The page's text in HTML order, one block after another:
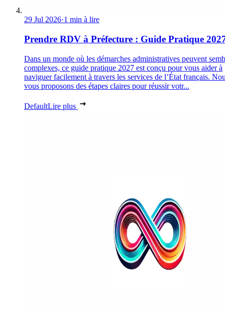
29 Jul 2026·1 min à lire
Prendre RDV à Préfecture : Guide Pratique
Dans un monde où les démarches administratives peuvent
complexes, ce guide pratique 2027 est conçu pour vous aider à
naviguer facilement à travers les services de l’État français.
vous proposons des étapes claires pour réussir votr...
DefaultLire plus